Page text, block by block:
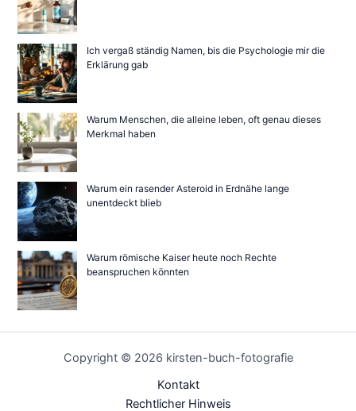
Ich vergaß ständig Namen, bis die Psychologie mir die
Erklärung gab
Warum Menschen, die alleine leben, oft genau dieses
Merkmal haben
Warum ein rasender Asteroid in Erdnähe lange
unentdeckt blieb
Warum römische Kaiser heute noch Rechte
beanspruchen könnten
Copyright © 2026 kirsten-buch-fotografie
Kontakt
Rechtlicher Hinweis